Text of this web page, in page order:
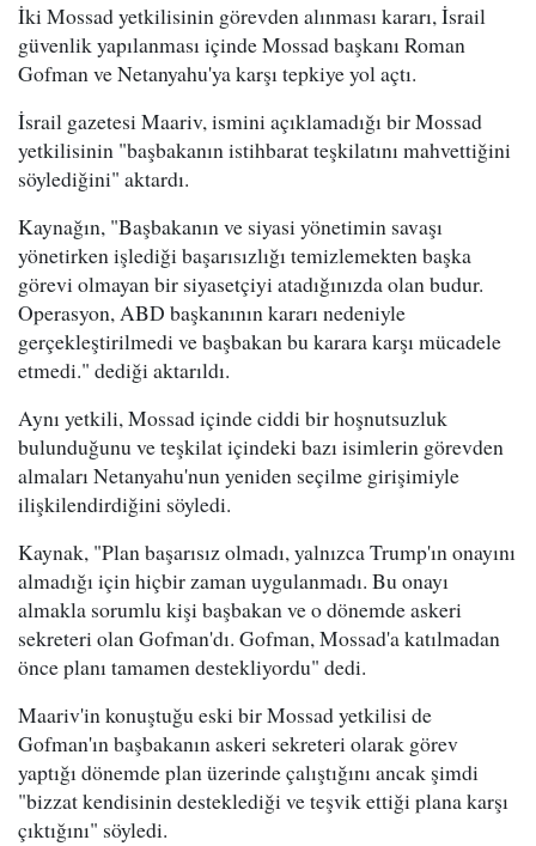
İki Mossad yetkilisinin görevden alınması kararı, İsrail
güvenlik yapılanması içinde Mossad başkanı Roman
Gofman ve Netanyahu'ya karşı tepkiye yol açtı.
İsrail gazetesi Maariv, ismini açıklamadığı bir Mossad
yetkilisinin "başbakanın istihbarat teşkilatını mahvettiğini
söylediğini" aktardı.
Kaynağın, "Başbakanın ve siyasi yönetimin savaşı
yönetirken işlediği başarısızlığı temizlemekten başka
görevi olmayan bir siyasetçiyi atadığınızda olan budur.
Operasyon, ABD başkanının kararı nedeniyle
gerçekleştirilmedi ve başbakan bu karara karşı mücadele
etmedi." dediği aktarıldı.
Aynı yetkili, Mossad içinde ciddi bir hoşnutsuzluk
bulunduğunu ve teşkilat içindeki bazı isimlerin görevden
almaları Netanyahu'nun yeniden seçilme girişimiyle
ilişkilendirdiğini söyledi.
Kaynak, "Plan başarısız olmadı, yalnızca Trump'ın onayını
almadığı için hiçbir zaman uygulanmadı. Bu onayı
almakla sorumlu kişi başbakan ve o dönemde askeri
sekreteri olan Gofman'dı. Gofman, Mossad'a katılmadan
önce planı tamamen destekliyordu" dedi.
Maariv'in konuştuğu eski bir Mossad yetkilisi de
Gofman'ın başbakanın askeri sekreteri olarak görev
yaptığı dönemde plan üzerinde çalıştığını ancak şimdi
"bizzat kendisinin desteklediği ve teşvik ettiği plana karşı
çıktığını" söyledi.